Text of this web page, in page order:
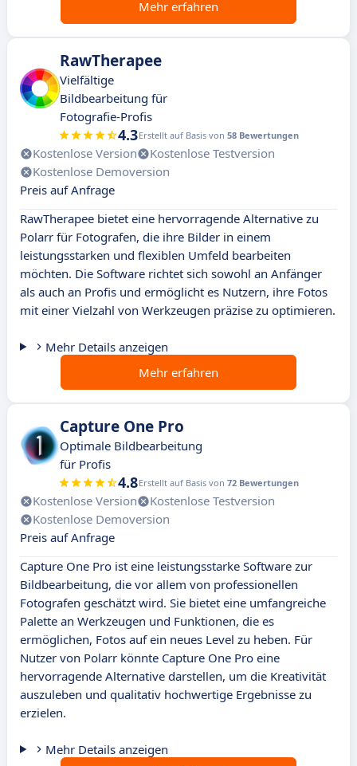
Mehr erfahren
RawTherapee
Vielfältige
Bildbearbeitung für
Fotografie-Profis
4.3Erstellt auf Basis von 58 Bewertungen
Kostenlose Version
Kostenlose Testversion
Kostenlose Demoversion
Preis auf Anfrage
RawTherapee bietet eine hervorragende Alternative zu
Polarr für Fotografen, die ihre Bilder in einem
leistungsstarken und flexiblen Umfeld bearbeiten
möchten. Die Software richtet sich sowohl an Anfänger
als auch an Profis und ermöglicht es Nutzern, ihre Fotos
mit einer Vielzahl von Werkzeugen präzise zu optimieren.
Mehr Details anzeigen
Mehr erfahren
Capture One Pro
Optimale Bildbearbeitung
für Profis
4.8Erstellt auf Basis von 72 Bewertungen
Kostenlose Version
Kostenlose Testversion
Kostenlose Demoversion
Preis auf Anfrage
Capture One Pro ist eine leistungsstarke Software zur
Bildbearbeitung, die vor allem von professionellen
Fotografen geschätzt wird. Sie bietet eine umfangreiche
Palette an Werkzeugen und Funktionen, die es
ermöglichen, Fotos auf ein neues Level zu heben. Für
Nutzer von Polarr könnte Capture One Pro eine
hervorragende Alternative darstellen, um die Kreativität
auszuleben und qualitativ hochwertige Ergebnisse zu
erzielen.
Mehr Details anzeigen